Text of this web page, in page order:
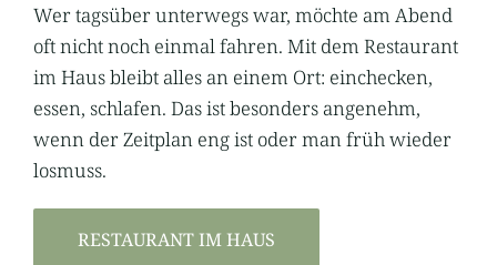
Wer tagsüber unterwegs war, möchte am Abend
oft nicht noch einmal fahren. Mit dem Restaurant
im Haus bleibt alles an einem Ort: einchecken,
essen, schlafen. Das ist besonders angenehm,
wenn der Zeitplan eng ist oder man früh wieder
losmuss.
RESTAURANT IM HAUS